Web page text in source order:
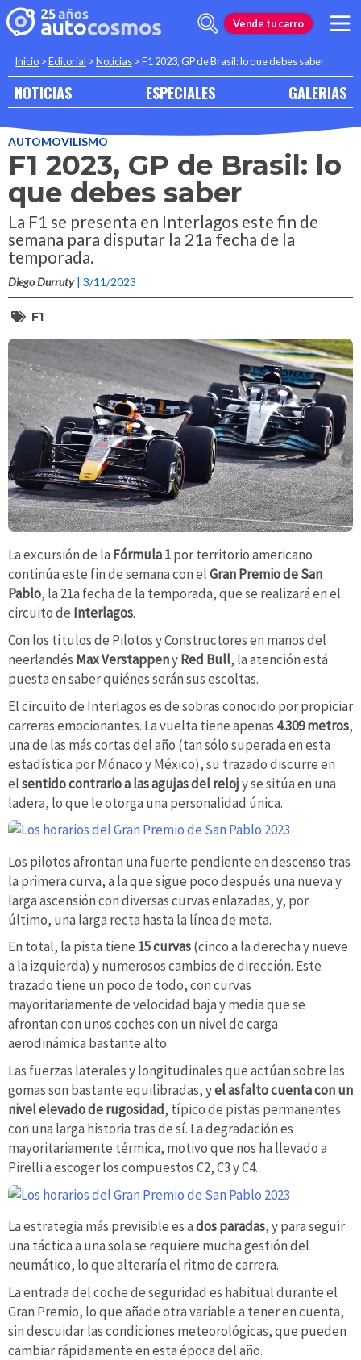
Vende tu carro
Inicio >Editorial >Noticias >F1 2023, GP de Brasil: lo que debes saber
NOTICIAS ESPECIALES GALERIAS
AUTOMOVILISMO
F1 2023, GP de Brasil: lo
que debes saber
La F1 se presenta en Interlagos este fin de
semana para disputar la 21a fecha de la
temporada.
Diego Durruty | 3/11/2023
F1
La excursión de la Fórmula 1por territorio americano
continúa este fin de semana con elGran Premio de San
Pablo, la 21a fecha de la temporada, que se realizará en el
circuito de Interlagos.
Con los títulos de Pilotos y Constructores en manos del
neerlandés Max VerstappenyRed Bull, la atención está
puesta en saber quiénes serán sus escoltas.
El circuito de Interlagos es de sobras conocido por propiciar
carreras emocionantes. La vuelta tiene apenas 4.309 metros,
una de las más cortas del año (tan sólo superada en esta
estadística por Mónaco y México), su trazado discurre en
elsentido contrario a las agujas del relojy se sitúa en una
ladera, lo que le otorga una personalidad única.
Los pilotos afrontan una fuerte pendiente en descenso tras
la primera curva, a la que sigue poco después una nueva y
larga ascensión con diversas curvas enlazadas, y, por
último, una larga recta hasta la línea de meta.
En total, la pista tiene 15 curvas(cinco a la derecha y nueve
a la izquierda) y numerosos cambios de dirección. Este
trazado tiene un poco de todo, con curvas
mayoritariamente de velocidad baja y media que se
afrontan con unos coches con un nivel de carga
aerodinámica bastante alto.
Las fuerzas laterales y longitudinales que actúan sobre las
gomas son bastante equilibradas, yel asfalto cuenta con un
nivel elevado de rugosidad, típico de pistas permanentes
con una larga historia tras de sí. La degradación es
mayoritariamente térmica, motivo que nos ha llevado a
Pirelli a escoger los compuestos C2, C3 y C4.
La estrategia más previsible es ados paradas, y para seguir
una táctica a una sola se requiere mucha gestión del
neumático, lo que alteraría el ritmo de carrera.
La entrada del coche de seguridad es habitual durante el
Gran Premio, lo que añade otra variable a tener en cuenta,
sin descuidar las condiciones meteorológicas, que pueden
cambiar rápidamente en esta época del año.